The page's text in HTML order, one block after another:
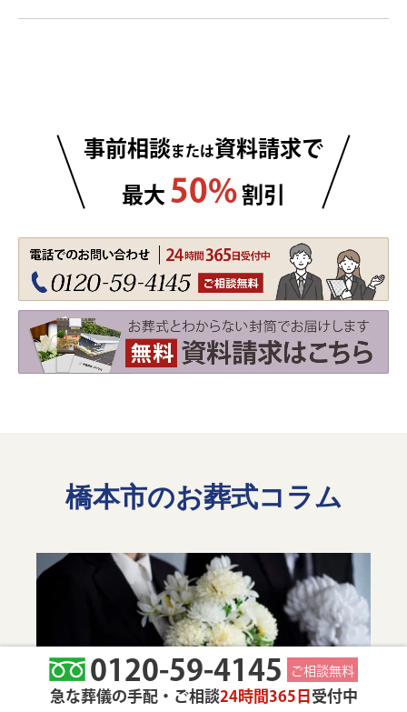
事前相談または資料請求で
最大 50%割引
橋本市のお葬式コラム
0120-59-4145 ご相談無料
急な葬儀の手配・ご相談24時間365日受付中